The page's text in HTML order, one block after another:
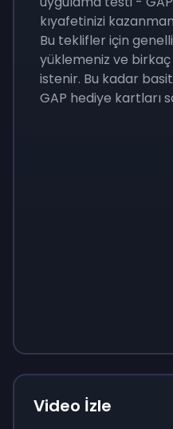
kıyafetinizi
Bu teklifler için
yüklemeniz ve
istenir. Bu kadar
GAP hediye kartları
Video İzle